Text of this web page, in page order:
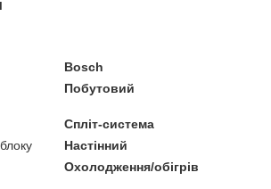
Bosch
Побутовий
Спліт-система
Настінний
Охолодження/обігрів